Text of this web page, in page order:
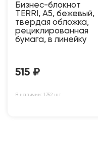
Бизнес-блокнот
TERRI, A5, бежевый,
твердая обложка,
рециклированная
бумага, в линейку
515 ₽
В наличии: 1752 шт